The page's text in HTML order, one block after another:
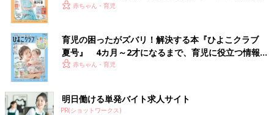
赤ちゃん・育児
育児の困ったがズバリ！解決する本『ひよこクラブ
夏号』 4カ月～2才になるまで、育児に役立つ情報が
いっぱい！
赤ちゃん・育児
明日働ける単発バイト求人サイト
PR(ショットワークス)